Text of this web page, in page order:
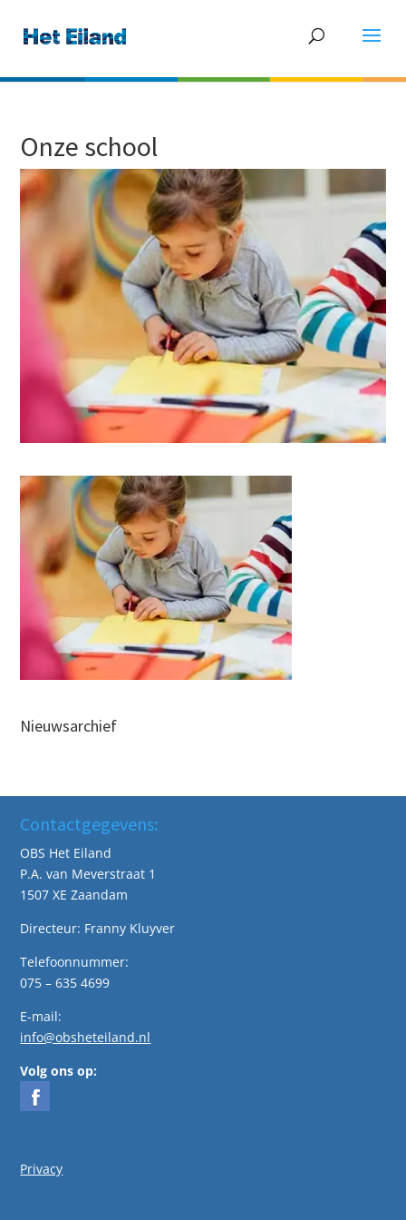
Onze school
Nieuwsarchief
Contactgegevens:
OBS Het Eiland
P.A. van Meverstraat 1
1507 XE Zaandam
Directeur: Franny Kluyver
Telefoonnummer:
075 – 635 4699
E-mail:
info@obsheteiland.nl
Volg ons op:
Privacy